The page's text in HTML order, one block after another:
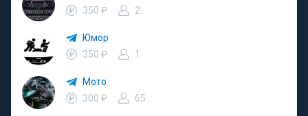
350 ₽
2
Юмор
350 ₽
1
Мото
300 ₽
65